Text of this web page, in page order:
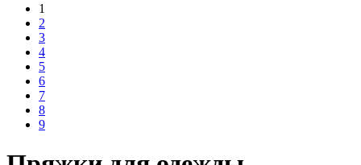
1
2
3
4
5
6
7
8
9